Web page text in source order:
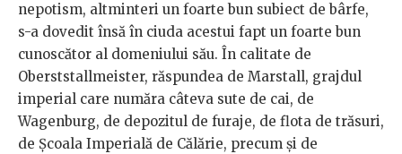
nepotism, altminteri un foarte bun subiect de bârfe,
s-a dovedit însă în ciuda acestui fapt un foarte bun
cunoscător al domeniului său. În calitate de
Oberststallmeister, răspundea de Marstall, grajdul
imperial care număra câteva sute de cai, de
Wagenburg, de depozitul de furaje, de flota de trăsuri,
de Școala Imperială de Călărie, precum și de